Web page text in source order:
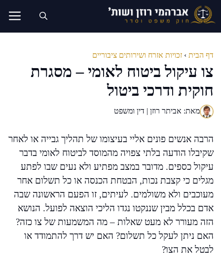
לדלג
לתוכן
דף הבית › זכויות אזרח ושירותים ציבוריים
צו עיקול ביטוח לאומי – מסגרת
חוקית ודרכי ביטול
מאת: אביתר רוזן | דין ומשפט
הרבה אנשים פונים אליי בעיצומו של תהליך גבייה או לאחר
שקיבלו הודעה בלתי צפויה מהמוסד לביטוח לאומי בדבר
עיקול כספים. מדובר במצב מפתיע ולא נעים שבו לפתע
מגלים כי קצבת נכות, הבטחת הכנסה או כל תשלום אחר
מעוכבים ולא משולמים. לעיתים, זו הפעם הראשונה שבה
אדם בכלל מבין שננקטו נגדו הליכי הוצאה לפועל. הנושא
הזה מעורר לא מעט שאלות – מה המשמעות של צו כזה?
האם ניתן לעקל כל תשלום? האם יש דרך להתמודד או
לבטל את הצו?